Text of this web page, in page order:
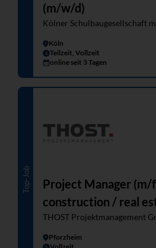
(m/w/d)
Kölner Schulbaugesellschaft
Köln
Teilzeit, Vollzeit
online seit 3 Tagen
Top-Job
Project Manager (m/
construction / real
THOST Projektmanagement
Pforzheim